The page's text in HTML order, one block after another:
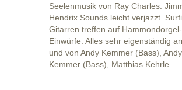
Seelenmusik von Ray Charles.
Hendrix Sounds leicht verjazzt.
Gitarren treffen auf Hammondorgel-
Einwürfe. Alles sehr eigenständig
und von Andy Kemmer (Bass), Andy
Kemmer (Bass), Matthias Kehrle…